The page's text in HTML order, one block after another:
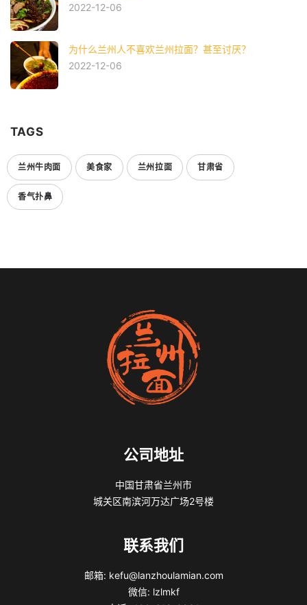
2022-12-06
为什么兰州人不喜欢兰州拉面？甚至讨厌？
2022-12-06
TAGS
兰州牛肉面 美食家 兰州拉面 甘肃省
香气扑鼻
公司地址
中国甘肃省兰州市
城关区南滨河万达广场2号楼
联系我们
邮箱: kefu@lanzhoulamian.com
微信: lzlmkf